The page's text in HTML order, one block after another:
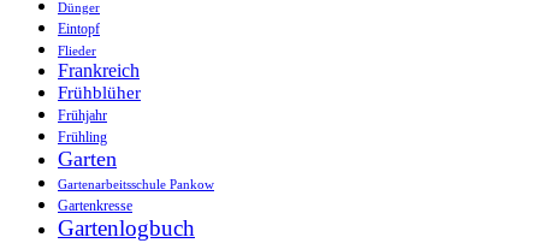
Dünger
Eintopf
Flieder
Frankreich
Frühblüher
Frühjahr
Frühling
Garten
Gartenarbeitsschule Pankow
Gartenkresse
Gartenlogbuch